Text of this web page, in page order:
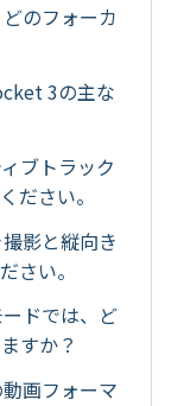
のフォーカ
3の主な
ブトラック
ださい。
影と縦向き
さい。
ドでは、ど
すか？
画フォーマ